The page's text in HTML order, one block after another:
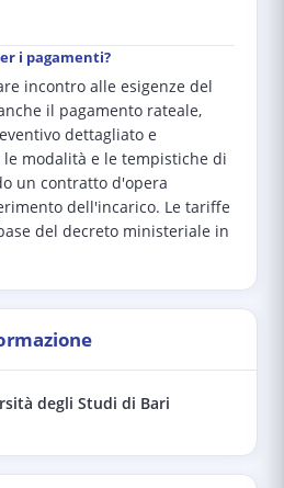
i pagamenti?
incontro alle esigenze del
il pagamento rateale,
dettagliato e
modalità e le tempistiche di
un contratto d'opera
dell'incarico. Le tariffe
del decreto ministeriale in
degli Studi di Bari